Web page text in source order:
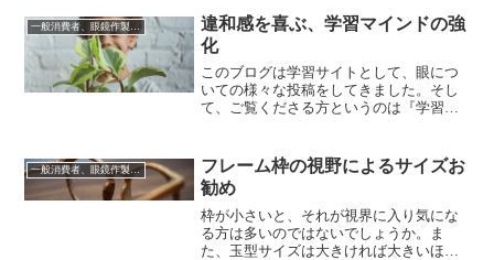
は、眼鏡作製技能士として必要な問題の
みを抜粋しようかなぁ・・ (例えば、第46
回～第50回を厳選して100問位) とも考え
ましたが、何か・・全部必要な気がして
きましたので、少しずつ更新していきま
すね。1．神経線維が網膜神経節細胞の軸
胞は形態や性質の違いにより軸索と樹状
突起に分類されます。樹状突起では情報
の入力を担います。軸索とは神経細胞か
ら伸びる...
一般消費者、眼鏡作製技能士を志す方に向けて
違和感を喜ぶ、学習マインドの強
化
このブログは学習サイトとして、眼につ
いての様々な投稿をしてきました。そし
て、ご覧くださる方というのは『学習』
伴います。『変化』のプロセスは『今ま
でやっていない事』をやるということで
す。必ず『違和感』がでます。『変化』
がないと『成長』はありません。今まで
の『習慣』を断ち切らないと『変化』は
ありません。『変わりたい』と思った
一般消費者、眼鏡作製技能士を志す方に向けて
フレーム枠の視野によるサイズお
勧め
枠が小さいと、それが視界に入り気にな
る方は多いのではないでしょうか。ま
た、玉型サイズは大きければ大きいほ